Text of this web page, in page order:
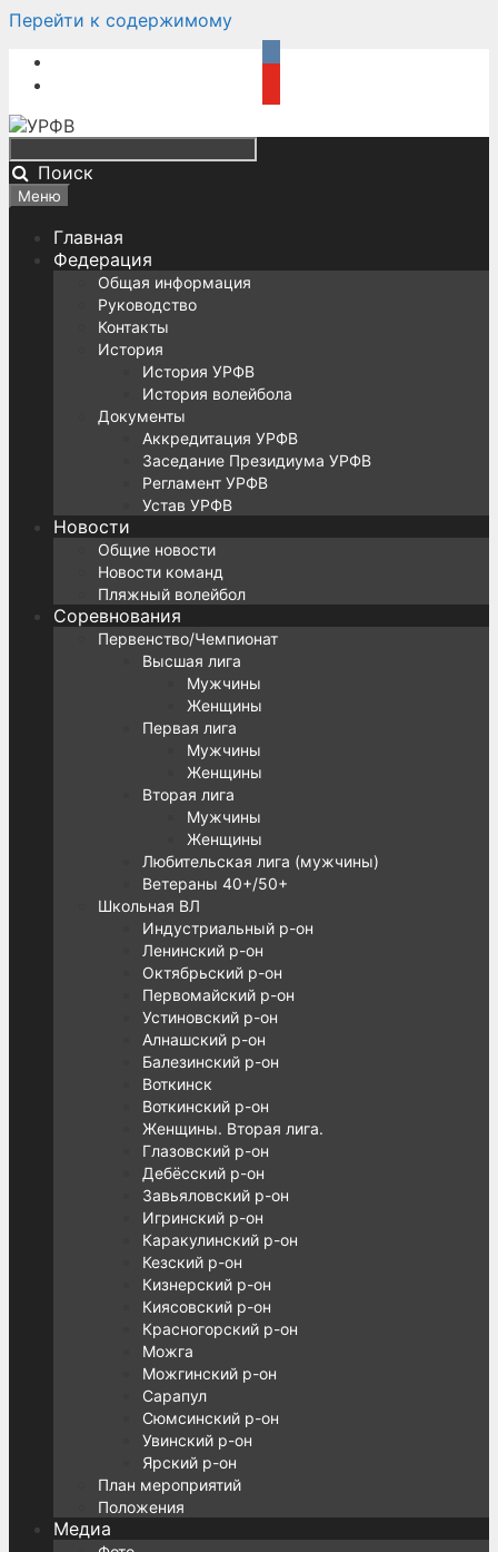
Перейти к содержимому
Поиск
Меню
Главная
Федерация
Общая информация
Руководство
Контакты
История
История УРФВ
История волейбола
Документы
Аккредитация УРФВ
Заседание Президиума УРФВ
Регламент УРФВ
Устав УРФВ
Новости
Общие новости
Новости команд
Пляжный волейбол
Соревнования
Первенство/Чемпионат
Высшая лига
Мужчины
Женщины
Первая лига
Мужчины
Женщины
Вторая лига
Мужчины
Женщины
Любительская лига (мужчины)
Ветераны 40+/50+
Школьная ВЛ
Индустриальный р-он
Ленинский р-он
Октябрьский р-он
Первомайский р-он
Устиновский р-он
Алнашский р-он
Балезинский р-он
Воткинск
Воткинский р-он
Женщины. Вторая лига.
Глазовский р-он
Дебёсский р-он
Завьяловский р-он
Игринский р-он
Каракулинский р-он
Кезский р-он
Кизнерский р-он
Киясовский р-он
Красногорский р-он
Можга
Можгинский р-он
Сарапул
Сюмсинский р-он
Увинский р-он
Ярский р-он
План мероприятий
Положения
Медиа